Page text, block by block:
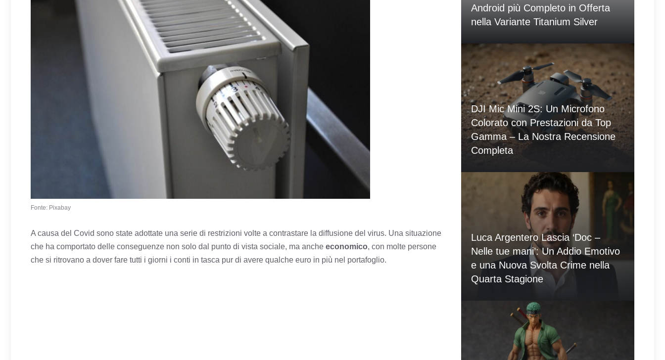
Fonte: Pixabay
A causa del Covid sono state adottate una serie di restrizioni volte a contrastare la diffusione del virus. Una situazione
che ha comportato delle conseguenze non solo dal punto di vista sociale, ma anche economico, con molte persone
che si ritrovano a dover fare tutti i giorni i conti in tasca pur di avere qualche euro in più nel portafoglio.
Android più Completo in Offerta
nella Variante Titanium Silver
DJI Mic Mini 2S: Un Microfono
Colorato con Prestazioni da Top
Gamma – La Nostra Recensione
Completa
Luca Argentero Lascia ‘Doc –
Nelle tue mani’: Un Addio Emotivo
e una Nuova Svolta Crime nella
Quarta Stagione